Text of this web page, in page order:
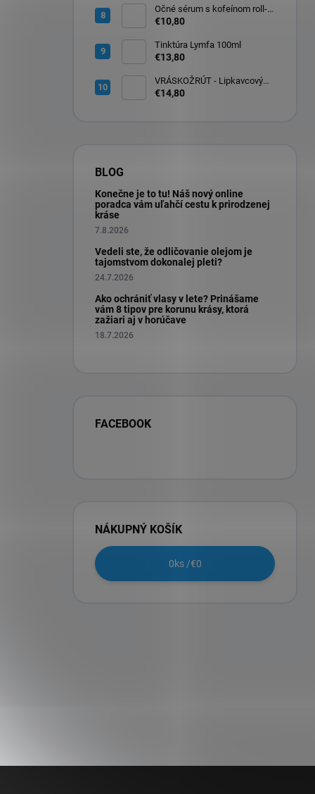
Očné sérum s kofeínom roll-
on na očné okolie 10ml
€10,80
Tinktúra Lymfa 100ml
€13,80
VRÁSKOŽRÚT - Lipkavcový
denný krém s Q10 30ml
€14,80
BLOG
Konečne je to tu! Náš nový online
poradca vám uľahčí cestu k prirodzenej
kráse
7.8.2026
Vedeli ste, že odličovanie olejom je
tajomstvom dokonalej pleti?
24.7.2026
Ako ochrániť vlasy v lete? Prinášame
vám 8 tipov pre korunu krásy, ktorá
zažiari aj v horúčave
18.7.2026
FACEBOOK
NÁKUPNÝ KOŠÍK
0ks /€0